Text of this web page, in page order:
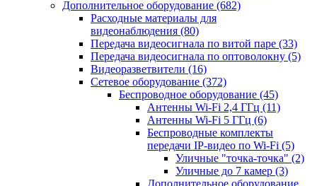
Дополнительное оборудование (682)
Расходные материалы для
видеонаблюдения (80)
Передача видеосигнала по витой паре (33)
Передача видеосигнала по оптоволокну (5)
Видеоразветвители (16)
Сетевое оборудование (372)
Беспроводное оборудование (45)
Антенны Wi-Fi 2,4 ГГц (11)
Антенны Wi-Fi 5 ГГц (6)
Беспроводные комплекты
передачи IP-видео по Wi-Fi (5)
Уличные "точка-точка" (2)
Уличные до 7 камер (3)
Дополнительное оборудование